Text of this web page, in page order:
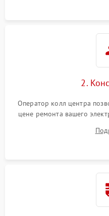
2.
Оператор колл центра
цене ремонта вашего